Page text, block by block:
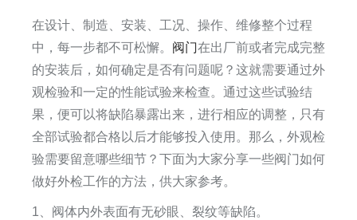
在设计、制造、安装、工况、操作、维修整个过程
中，每一步都不可松懈。 阀门在出厂前或者完成完整
的安装后，如何确定是否有问题呢？这就需要通过外
观检验和一定的性能试验来检查。通过这些试验结
果，便可以将缺陷暴露出来，进行相应的调整，只有
全部试验都合格以后才能够投入使用。那么，外观检
验需要留意哪些细节？下面为大家分享一些阀门如何
做好外检工作的方法，供大家参考。
1、阀体内外表面有无砂眼、裂纹等缺陷。